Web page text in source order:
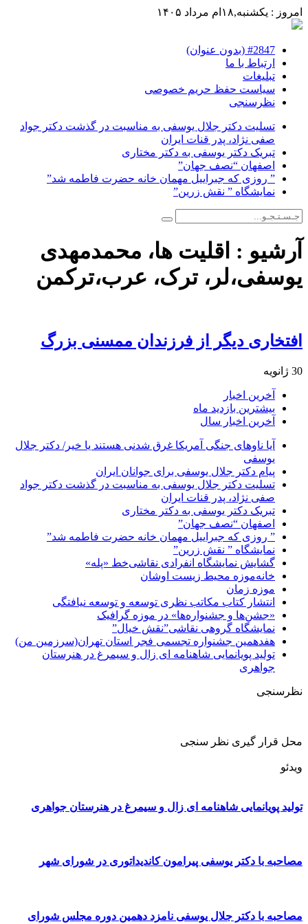
امروز : یکشنبه,۱۸ام مرداد ۱۴۰۵
#2847 (بدون عنوان)
ارتباط با ما
تبلیغات
سیاست حفظ حریم خصوصی
نظرسنجی
تسلیت دکتر جلال یوسفی به مناسبت در گذشت دکتر جواد
صفی نژاد، پدر قنات ایران
تبریک دکتر یوسفی به دکتر مختاری
اصفهان “نصف جهان”
” روزی که جبراییل مهمان خانه حضرت فاطمه شد”
نمایشگاه ” نقش زرین”
آرشیو : اقلیت ها، محمدمهدی
یوسفی،لر، ترک، عرب،ترکمن
افتخاری دیگر از فرزندان ممسنی بزرگ
30 ژانویه
آخرین اخبار
بیشترین بازدید ماه
آخرین اخبار سال
آیا ناوهای جنگی آمریکا غرق شدنی هستند یا خیر/ دکتر جلال
یوسفی
پیام دکتر جلال یوسفی برای جوانان ایران
تسلیت دکتر جلال یوسفی به مناسبت در گذشت دکتر جواد
صفی نژاد، پدر قنات ایران
تبریک دکتر یوسفی به دکتر مختاری
اصفهان “نصف جهان”
” روزی که جبراییل مهمان خانه حضرت فاطمه شد”
نمایشگاه ” نقش زرین”
گشایش نمایشگاه انفرادی نقاشی‌خط «پله»
خانه‌موزه محیط‌ زیست اوشان
موزه زمان
انتشار کتاب مکاتب نظری توسعه و توسعه نیافتگی
«جشن‌ها و جشنواره‌ها» در موزه گرافیک
نمایشگاه گروهی نقاشی”نقش خیال”
هفدهمین جشنواره تجسمی فجر استان تهران(سرزمین من)
تولید پویانمایی شاهنامه ای زال و سیمرغ در هنرستان
جواهری
نظرسنجی
محل قرار گیری نظر سنجی
ویدئو
تولید پویانمایی شاهنامه ای زال و سیمرغ در هنرستان جواهری
مصاحبه با دکتر یوسفی پیرامون کاندیداتوری در شورای شهر
مصاحبه با دکتر جلال یوسفی نامزد دهمین دوره مجلس شورای